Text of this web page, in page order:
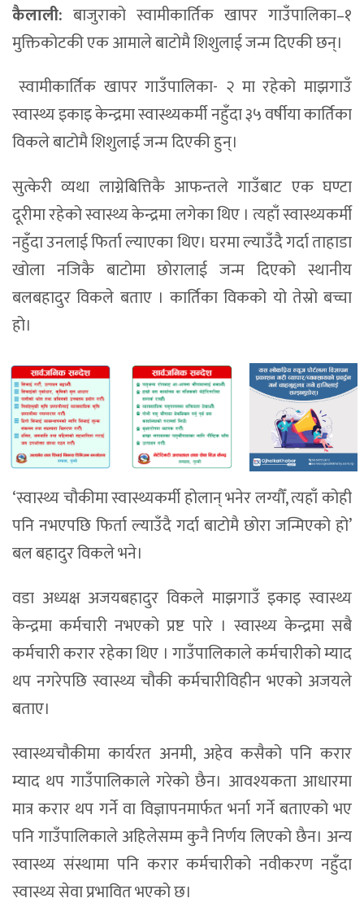
कैलाली: बाजुराको स्वामीकार्तिक खापर गाउँपालिका–१
मुक्तिकोटकी एक आमाले बाटोमै शिशुलाई जन्म दिएकी छन्।
स्वामीकार्तिक खापर गाउँपालिका- २ मा रहेको माझगाउँ
स्वास्थ्य इकाइ केन्द्रमा स्वास्थ्यकर्मी नहुँदा ३५ वर्षीया कार्तिका
विकले बाटोमै शिशुलाई जन्म दिएकी हुन्।
सुत्केरी व्यथा लाग्नेबित्तिकै आफन्तले गाउँबाट एक घण्टा
दूरीमा रहेको स्वास्थ्य केन्द्रमा लगेका थिए । त्यहाँ स्वास्थ्यकर्मी
नहुँदा उनलाई फिर्ता ल्याएका थिए। घरमा ल्याउँदै गर्दा ताहाडा
खोला नजिकै बाटोमा छोरालाई जन्म दिएको स्थानीय
बलबहादुर विकले बताए । कार्तिका विकको यो तेस्रो बच्चा
हो।
‘स्वास्थ्य चौकीमा स्वास्थ्यकर्मी होलान् भनेर लग्यौँ, त्यहाँ कोही
पनि नभएपछि फिर्ता ल्याउँदै गर्दा बाटोमै छोरा जन्मिएको हो’
बल बहादुर विकले भने।
वडा अध्यक्ष अजयबहादुर विकले माझगाउँ इकाइ स्वास्थ्य
केन्द्रमा कर्मचारी नभएको प्रष्ट पारे । स्वास्थ्य केन्द्रमा सबै
कर्मचारी करार रहेका थिए । गाउँपालिकाले कर्मचारीको म्याद
थप नगरेपछि स्वास्थ्य चौकी कर्मचारीविहीन भएको अजयले
बताए।
स्वास्थ्यचौकीमा कार्यरत अनमी, अहेव कसैको पनि करार
म्याद थप गाउँपालिकाले गरेको छैन। आवश्यकता आधारमा
मात्र करार थप गर्ने वा विज्ञापनमार्फत भर्ना गर्ने बताएको भए
पनि गाउँपालिकाले अहिलेसम्म कुनै निर्णय लिएको छैन। अन्य
स्वास्थ्य संस्थामा पनि करार कर्मचारीको नवीकरण नहुँदा
स्वास्थ्य सेवा प्रभावित भएको छ।